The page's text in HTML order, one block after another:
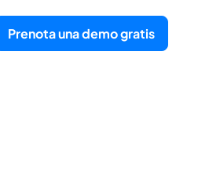
Prenota una demo gratis